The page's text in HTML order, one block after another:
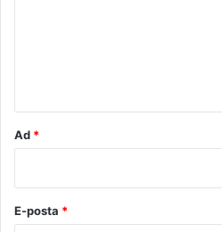
Ad *
E-posta *